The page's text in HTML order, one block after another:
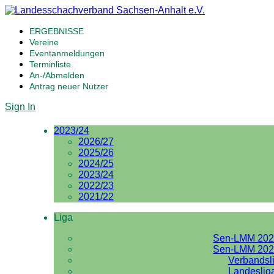
ERGEBNISSE
Vereine
Eventanmeldungen
Terminliste
An-/Abmelden
Antrag neuer Nutzer
Sign In
2023/24
2026/27
2025/26
2024/25
2023/24
2022/23
2021/22
Liga
Sen-LMM
Sen-LMM